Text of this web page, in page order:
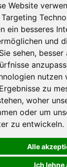
Website
ein besseres
und
sehen, besser
nutzen
zu
woher
oder um
zu entwickeln.
Alle
Ich lehne
Медиа
Twitter